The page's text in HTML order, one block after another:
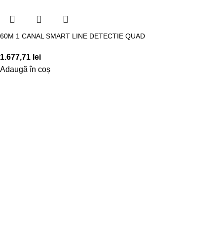
60M 1 CANAL SMART LINE DETECTIE QUAD
1.677,71 lei
Adaugă în coș